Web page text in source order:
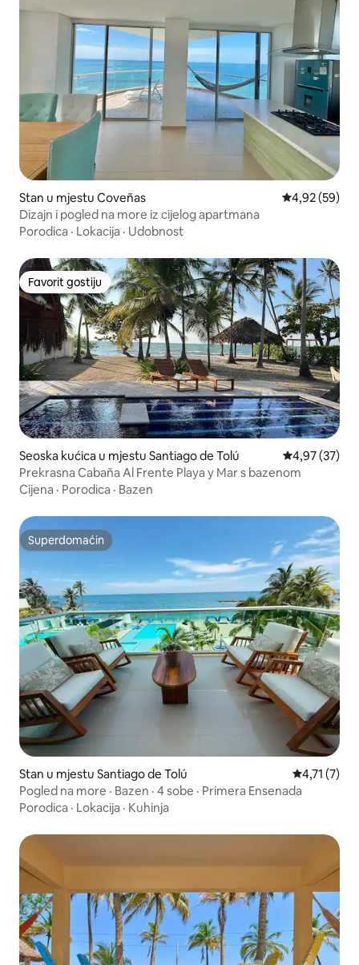
Stan u mjestu Coveñas Prosječna
4,92 (59)
Dizajn i pogled na more iz cijelog apartmana
Porodica · Lokacija · Udobnost
Favorit gostiju
Favorit gostiju
Seoska kućica u mjestu Santiago de Tolú Prosječna
4,97 (37)
Prekrasna Cabaña Al Frente Playa y Mar s bazenom
Cijena · Porodica · Bazen
Superdomaćin
Superdomaćin
Stan u mjestu Santiago de Tolú Prosječna
4,71 (7)
Pogled na more · Bazen · 4 sobe · Primera Ensenada
Porodica · Lokacija · Kuhinja